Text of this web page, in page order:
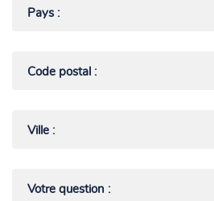
Pays :
Code postal :
Ville :
Votre question :